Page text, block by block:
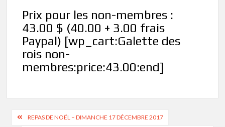
Prix pour les non-membres :
43.00 $ (40.00 + 3.00 frais
Paypal) [wp_cart:Galette des
rois non-
membres:price:43.00:end]
Navigation
REPAS DE NOËL – DIMANCHE 17 DÉCEMBRE 2017